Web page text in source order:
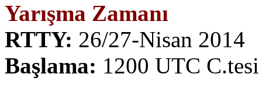
Yarışma Zamanı
RTTY: 26/27-Nisan 2014
Başlama: 1200 UTC